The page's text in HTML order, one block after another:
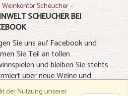
Weinkontor Scheucher –
SCHEUCHER BEI
Sie uns auf Facebook und
Sie Teil an tollen
und bleiben Sie stehts
über neue Weine und
der Nutzung unserer